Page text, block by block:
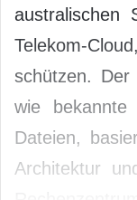
australischen
Telekom-
schützen.
wie bekannte
Dateien,
Architektur